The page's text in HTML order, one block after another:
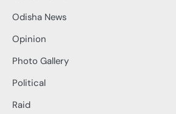
Odisha News
Opinion
Photo Gallery
Political
Raid